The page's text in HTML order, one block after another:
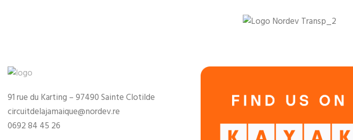
91 rue du Karting – 97490 Sainte Clotilde
circuitdelajamaique@nordev.re
0692 84 45 26